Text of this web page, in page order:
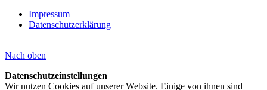
Impressum
Datenschutzerklärung
Nach oben
Datenschutzeinstellungen
Wir nutzen Cookies auf unserer Website. Einige von ihnen sind